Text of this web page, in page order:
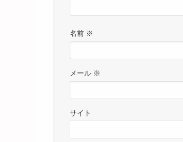
名前 ※
メール ※
サイト